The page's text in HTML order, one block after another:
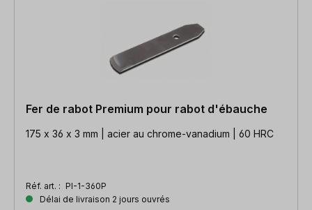
Fer de rabot Premium pour rabot d'ébauche
175 x 36 x 3 mm | acier au chrome-vanadium | 60 HRC
Réf. art. : PI-1-360P
Délai de livraison 2 jours ouvrés